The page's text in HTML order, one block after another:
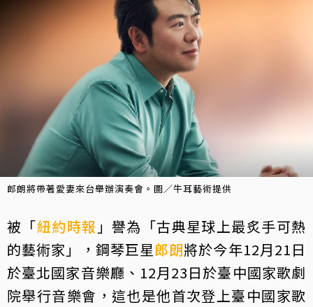
郎朗將帶著愛妻來台舉辦演奏會。圖／牛耳藝術提供
被「紐約時報 」譽為「古典星球上最炙手可熱
的藝術家」，鋼琴巨星郎朗將於今年12月21日
於臺北國家音樂廳、12月23日於臺中國家歌劇
院舉行音樂會，這也是他首次登上臺中國家歌